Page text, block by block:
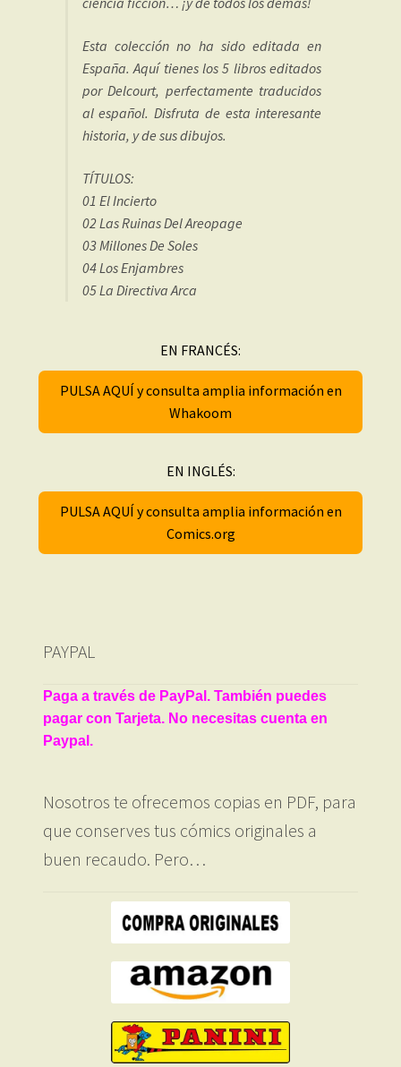
Esta colección no ha sido editada en
España. Aquí tienes los 5 libros editados
por Delcourt, perfectamente traducidos
al español. Disfruta de esta interesante
historia, y de sus dibujos.
TÍTULOS:
01 El Incierto
02 Las Ruinas Del Areopage
03 Millones De Soles
04 Los Enjambres
05 La Directiva Arca
EN FRANCÉS:
PULSA AQUÍ y consulta amplia información en
Whakoom
EN INGLÉS:
PULSA AQUÍ y consulta amplia información en
Comics.org
PAYPAL
Paga a través de PayPal. También puedes
pagar con Tarjeta. No necesitas cuenta en
Paypal.
Nosotros te ofrecemos copias en PDF, para
que conserves tus cómics originales a
buen recaudo. Pero…